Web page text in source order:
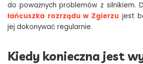
do poważnych problemów z silnikiem.
łańcuszka rozrządu w Zgierzujest
jej dokonywać regularnie.
Kiedy konieczna jest